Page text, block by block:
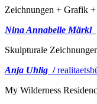
Zeichnungen + Grafik
Nina Annabelle Märkl
Skulpturale
Anja Uhlig /
My Wilderness